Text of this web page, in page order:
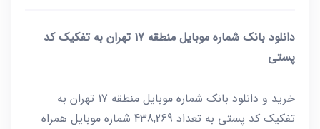
دانلود بانک شماره موبایل منطقه 17 تهران به تفکیک کد
پستی
خرید و دانلود بانک شماره موبایل منطقه 17 تهران به
تفکیک کد پستی به تعداد 438,269 شماره موبایل همراه